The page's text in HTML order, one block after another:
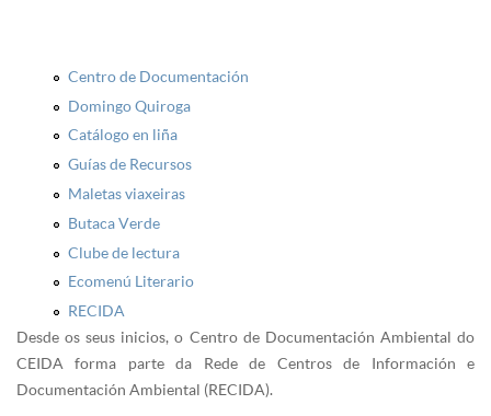
Centro de Documentación
Domingo Quiroga
Catálogo en liña
Guías de Recursos
Maletas viaxeiras
Butaca Verde
Clube de lectura
Ecomenú Literario
RECIDA
Desde os seus inicios, o Centro de Documentación Ambiental do
CEIDA forma parte da Rede de Centros de Información e
Documentación Ambiental (RECIDA).